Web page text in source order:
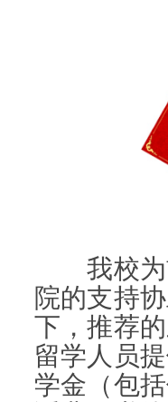
我校为
院的支持
下，推荐
留学人员
学金（包